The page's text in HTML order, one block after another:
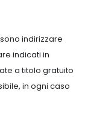
indirizzare
indicati in
a titolo gratuito
in ogni caso